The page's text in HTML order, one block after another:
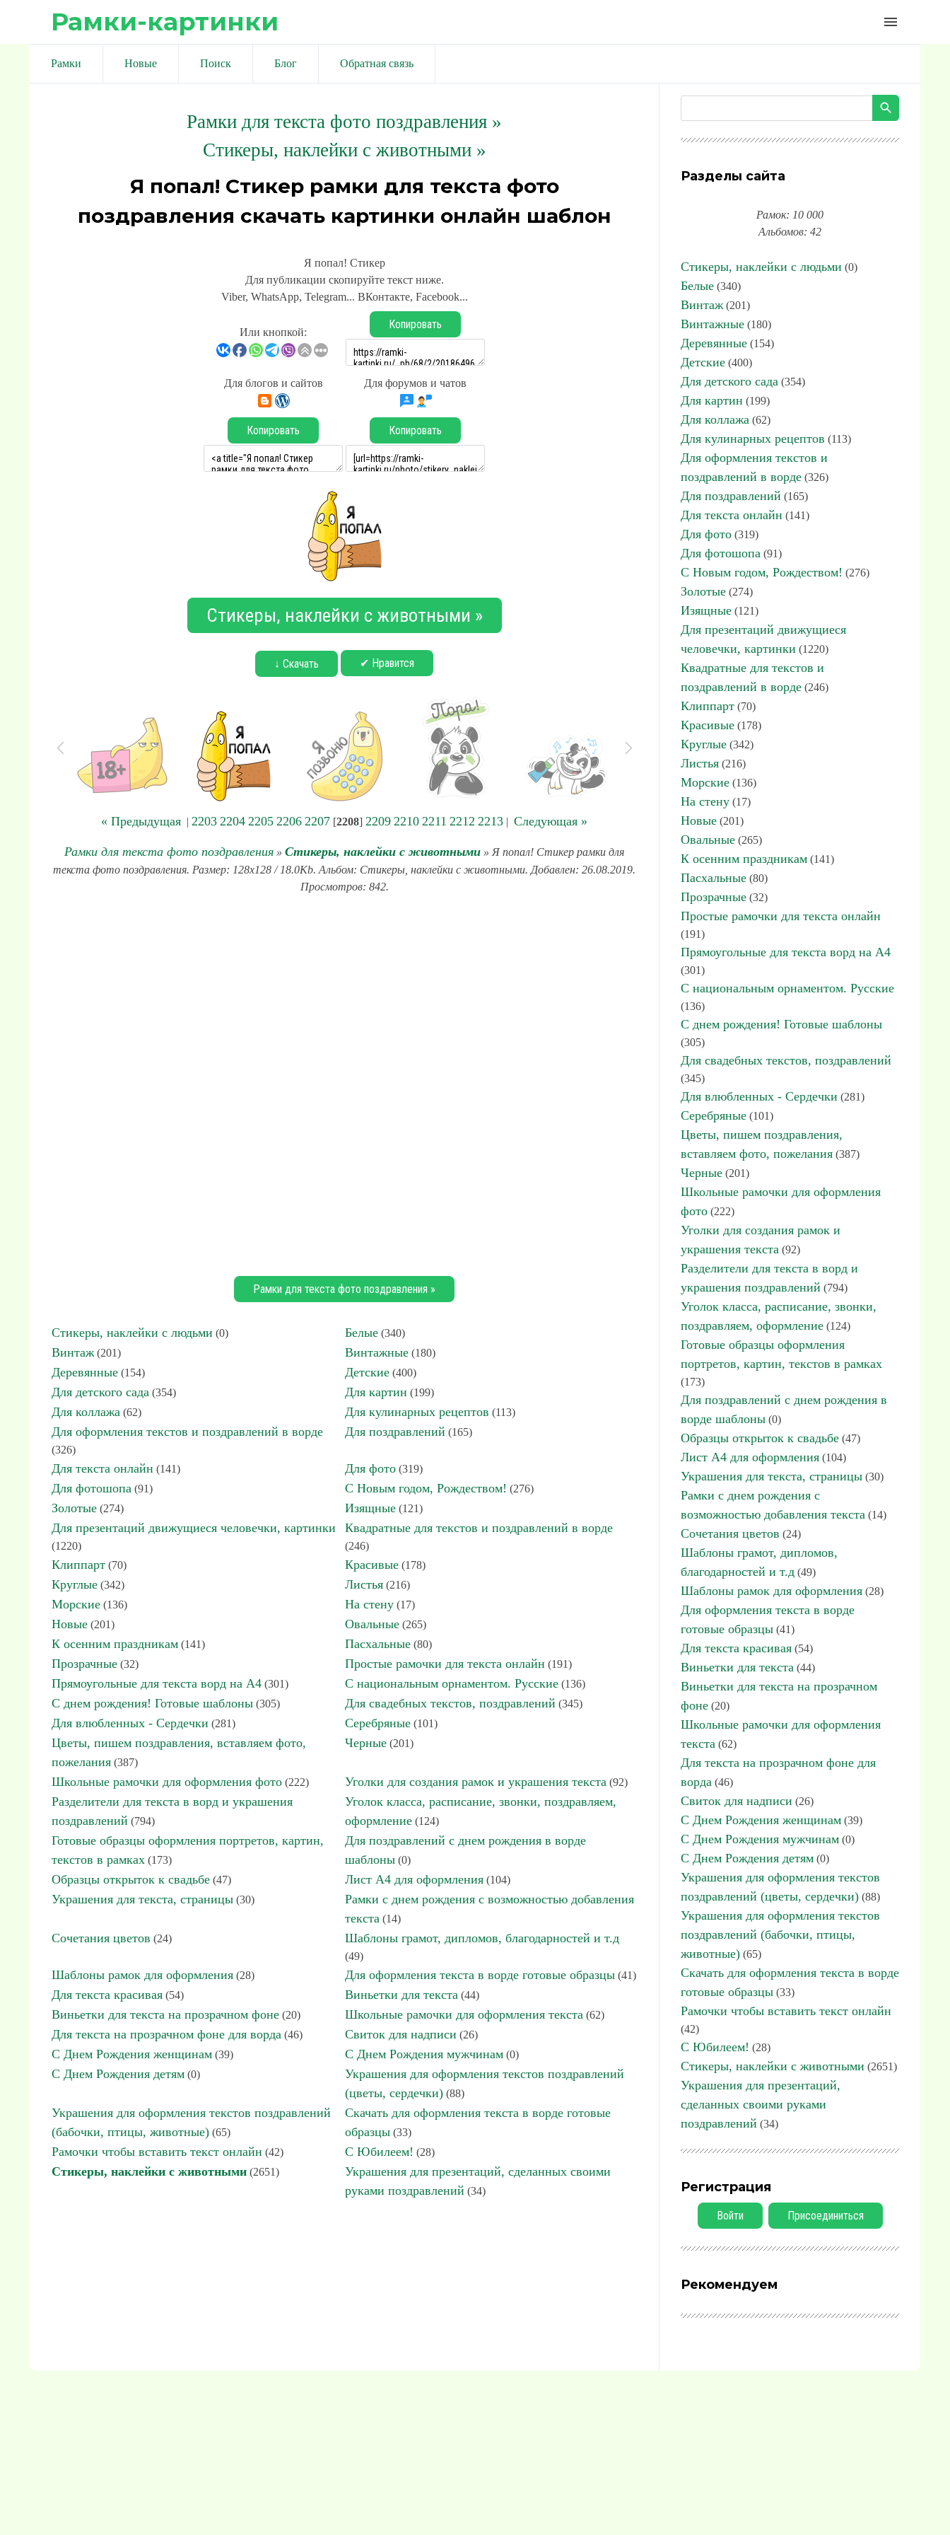
Рамки-картинки menu
Рамки Новые Поиск Блог Обратная связь
Рамки для текста фото поздравления »
Стикеры, наклейки с животными »
Я попал! Стикер рамки для текста фото
поздравления скачать картинки онлайн шаблон
Я попал! Стикер
Для публикации скопируйте текст ниже.
Viber, WhatsApp, Telegram... ВКонтакте, Facebook...
Или кнопкой:
Копировать
Для блогов и сайтов Для форумов и чатов
Копировать Копировать
Стикеры, наклейки с животными »
↓ Скачать ✔ Нравится
« Предыдущая | 2203 2204 2205 2206 2207 [2208] 2209 2210 2211 2212 2213 | Следующая »
Рамки для текста фото поздравления » Стикеры, наклейки с животными » Я попал! Стикер рамки для
текста фото поздравления. Размер: 128x128 / 18.0Kb. Альбом: Стикеры, наклейки с животными. Добавлен: 26.08.2019.
Просмотров: 842.
Рамки для текста фото поздравления »
Стикеры, наклейки с людьми (0) Белые (340)
Винтаж (201) Винтажные (180)
Деревянные (154) Детские (400)
Для детского сада (354) Для картин (199)
Для коллажа (62) Для кулинарных рецептов (113)
Для оформления текстов и поздравлений в ворде
(326)
Для поздравлений (165)
Для текста онлайн (141) Для фото (319)
Для фотошопа (91) С Новым годом, Рождеством! (276)
Золотые (274) Изящные (121)
Для презентаций движущиеся человечки, картинки
(1220)
Квадратные для текстов и поздравлений в ворде
(246)
Клиппарт (70) Красивые (178)
Круглые (342) Листья (216)
Морские (136) На стену (17)
Новые (201) Овальные (265)
К осенним праздникам (141) Пасхальные (80)
Прозрачные (32) Простые рамочки для текста онлайн (191)
Прямоугольные для текста ворд на А4 (301) С национальным орнаментом. Русские (136)
С днем рождения! Готовые шаблоны (305) Для свадебных текстов, поздравлений (345)
Для влюбленных - Сердечки (281) Серебряные (101)
Цветы, пишем поздравления, вставляем фото,
пожелания (387)
Черные (201)
Школьные рамочки для оформления фото (222) Уголки для создания рамок и украшения текста (92)
Разделители для текста в ворд и украшения
поздравлений (794)
Уголок класса, расписание, звонки, поздравляем,
оформление (124)
Готовые образцы оформления портретов, картин,
текстов в рамках (173)
Для поздравлений с днем рождения в ворде
шаблоны (0)
Образцы открыток к свадьбе (47) Лист А4 для оформления (104)
Украшения для текста, страницы (30)
Рамки с днем рождения с возможностью добавления
текста (14)
Сочетания цветов (24) Шаблоны грамот, дипломов, благодарностей и т.д
(49)
Шаблоны рамок для оформления (28) Для оформления текста в ворде готовые образцы (41)
Для текста красивая (54) Виньетки для текста (44)
Виньетки для текста на прозрачном фоне (20) Школьные рамочки для оформления текста (62)
Для текста на прозрачном фоне для ворда (46) Свиток для надписи (26)
С Днем Рождения женщинам (39) С Днем Рождения мужчинам (0)
С Днем Рождения детям (0)
Украшения для оформления текстов поздравлений
(цветы, сердечки) (88)
Украшения для оформления текстов поздравлений
(бабочки, птицы, животные) (65)
Скачать для оформления текста в ворде готовые
образцы (33)
Рамочки чтобы вставить текст онлайн (42) С Юбилеем! (28)
Стикеры, наклейки с животными (2651)
Украшения для презентаций, сделанных своими
руками поздравлений (34)
Разделы сайта
Рамок: 10 000
Альбомов: 42
Стикеры, наклейки с людьми (0)
Белые (340)
Винтаж (201)
Винтажные (180)
Деревянные (154)
Детские (400)
Для детского сада (354)
Для картин (199)
Для коллажа (62)
Для кулинарных рецептов (113)
Для оформления текстов и
поздравлений в ворде (326)
Для поздравлений (165)
Для текста онлайн (141)
Для фото (319)
Для фотошопа (91)
С Новым годом, Рождеством! (276)
Золотые (274)
Изящные (121)
Для презентаций движущиеся
человечки, картинки (1220)
Квадратные для текстов и
поздравлений в ворде (246)
Клиппарт (70)
Красивые (178)
Круглые (342)
Листья (216)
Морские (136)
На стену (17)
Новые (201)
Овальные (265)
К осенним праздникам (141)
Пасхальные (80)
Прозрачные (32)
Простые рамочки для текста онлайн
(191)
Прямоугольные для текста ворд на А4
(301)
С национальным орнаментом. Русские
(136)
С днем рождения! Готовые шаблоны
(305)
Для свадебных текстов, поздравлений
(345)
Для влюбленных - Сердечки (281)
Серебряные (101)
Цветы, пишем поздравления,
вставляем фото, пожелания (387)
Черные (201)
Школьные рамочки для оформления
фото (222)
Уголки для создания рамок и
украшения текста (92)
Разделители для текста в ворд и
украшения поздравлений (794)
Уголок класса, расписание, звонки,
поздравляем, оформление (124)
Готовые образцы оформления
портретов, картин, текстов в рамках
(173)
Для поздравлений с днем рождения в
ворде шаблоны (0)
Образцы открыток к свадьбе (47)
Лист А4 для оформления (104)
Украшения для текста, страницы (30)
Рамки с днем рождения с
возможностью добавления текста (14)
Сочетания цветов (24)
Шаблоны грамот, дипломов,
благодарностей и т.д (49)
Шаблоны рамок для оформления (28)
Для оформления текста в ворде
готовые образцы (41)
Для текста красивая (54)
Виньетки для текста (44)
Виньетки для текста на прозрачном
фоне (20)
Школьные рамочки для оформления
текста (62)
Для текста на прозрачном фоне для
ворда (46)
Свиток для надписи (26)
С Днем Рождения женщинам (39)
С Днем Рождения мужчинам (0)
С Днем Рождения детям (0)
Украшения для оформления текстов
поздравлений (цветы, сердечки) (88)
Украшения для оформления текстов
поздравлений (бабочки, птицы,
животные) (65)
Скачать для оформления текста в ворде
готовые образцы (33)
Рамочки чтобы вставить текст онлайн
(42)
С Юбилеем! (28)
Стикеры, наклейки с животными (2651)
Украшения для презентаций,
сделанных своими руками
поздравлений (34)
Регистрация
Войти Присоединиться
Рекомендуем